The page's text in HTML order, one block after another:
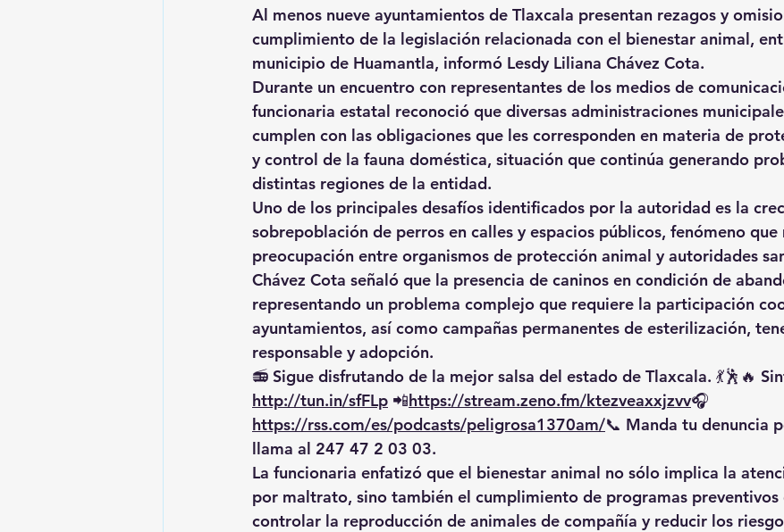
Al menos nueve ayuntamientos de Tlaxcala presentan rezagos y
cumplimiento de la legislación relacionada con el bienestar animal,
municipio de Huamantla, informó Lesdy Liliana Chávez Cota.
Durante un encuentro con representantes de los medios de
funcionaria estatal reconoció que diversas administraciones
cumplen con las obligaciones que les corresponden en materia de
y control de la fauna doméstica, situación que continúa generando
distintas regiones de la entidad.
Uno de los principales desafíos identificados por la autoridad es la
sobrepoblación de perros en calles y espacios públicos, fenómeno que
preocupación entre organismos de protección animal y autoridades
Chávez Cota señaló que la presencia de caninos en condición de
representando un problema complejo que requiere la participación
ayuntamientos, así como campañas permanentes de esterilización,
responsable y adopción.
📻 Sigue disfrutando de la mejor salsa del estado de Tlaxcala. 💃🕺🔥
http://tun.in/sfFLp 📲https://stream.zeno.fm/ktezveaxxjzvv🎧
https://rss.com/es/podcasts/peligrosa1370am/📞 Manda tu denuncia
llama al 247 47 2 03 03.
La funcionaria enfatizó que el bienestar animal no sólo implica la
por maltrato, sino también el cumplimiento de programas
controlar la reproducción de animales de compañía y reducir los